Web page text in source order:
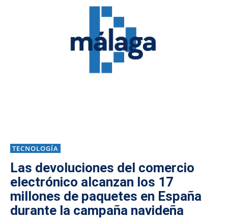
TECNOLOGÍA
Las devoluciones del comercio
electrónico alcanzan los 17
millones de paquetes en España
durante la campaña navideña